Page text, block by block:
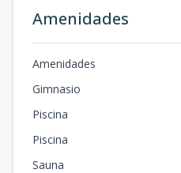
Amenidades
Amenidades
Gimnasio
Piscina
Piscina
Sauna